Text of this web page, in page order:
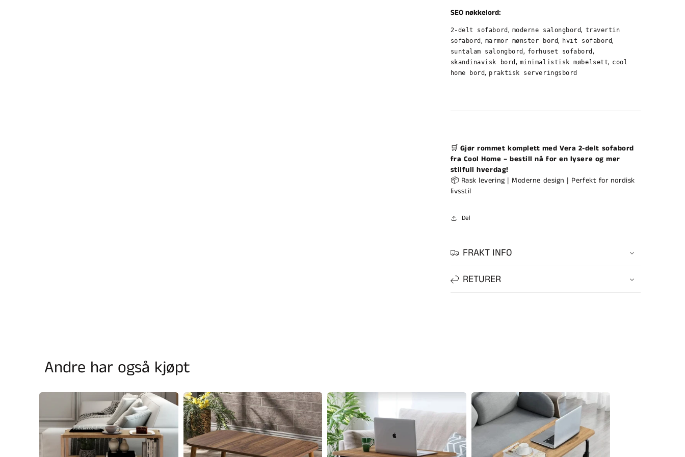
SEO nøkkelord:
2-delt sofabord , moderne salongbord, travertin
sofabord , marmor mønster bord, hvit sofabord,
suntalam salongbord , forhuset sofabord,
skandinavisk bord , minimalistisk møbelsett, cool
home bord, praktisk serveringsbord
🛒 Gjør rommet komplett med Vera 2-delt sofabord
fra Cool Home – bestill nå for en lysere og mer
stilfull hverdag!
📦 Rask levering | Moderne design | Perfekt for nordisk
livsstil
Del
FRAKT INFO
RETURER
Andre har også kjøpt